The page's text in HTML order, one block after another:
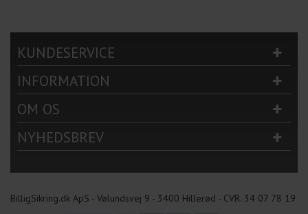
KUNDESERVICE
INFORMATION
OM OS
NYHEDSBREV
BilligSikring.dk ApS - Vølundsvej 9 - 3400 Hillerød - CVR. 34 07 78 19